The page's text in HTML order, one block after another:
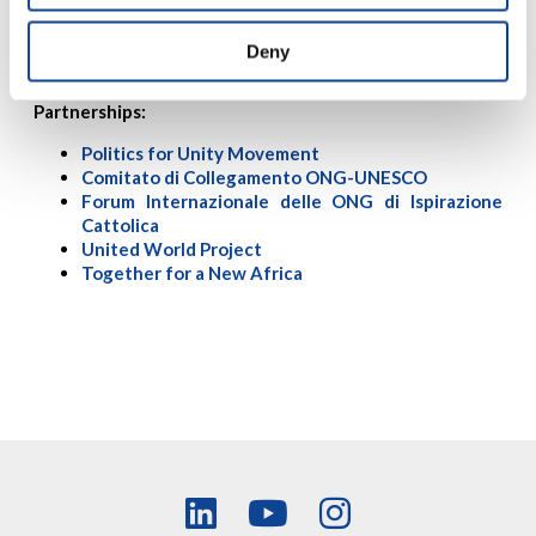
Deny
Status Consultivo:
Partnerships:
Politics for Unity Movement
Comitato di Collegamento ONG-UNESCO
Forum Internazionale delle ONG di Ispirazione
Cattolica
United World Project
Together for a New Africa